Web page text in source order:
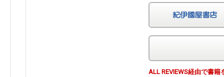
ALL REVIEWS経由で書